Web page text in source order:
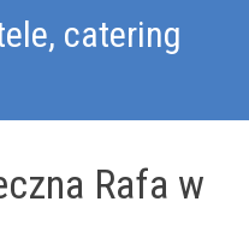
catering
Rafa w